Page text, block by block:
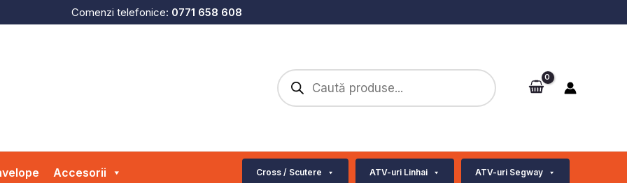
Comenzi telefonice: 0771 658 608
Products
search
Accesorii Cross / Scutere ATV-uri Linhai ATV-uri Segway